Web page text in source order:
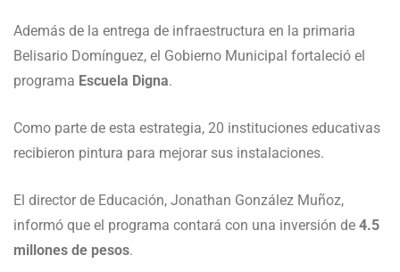
Además de la entrega de infraestructura en la primaria
Belisario Domínguez, el Gobierno Municipal fortaleció el
programa Escuela Digna.
Como parte de esta estrategia, 20 instituciones educativas
recibieron pintura para mejorar sus instalaciones.
El director de Educación, Jonathan González Muñoz,
informó que el programa contará con una inversión de 4.5
millones de pesos.